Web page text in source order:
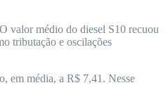
valor médio do diesel S10 recuou
tributação e oscilações
em média, a R$ 7,41. Nesse